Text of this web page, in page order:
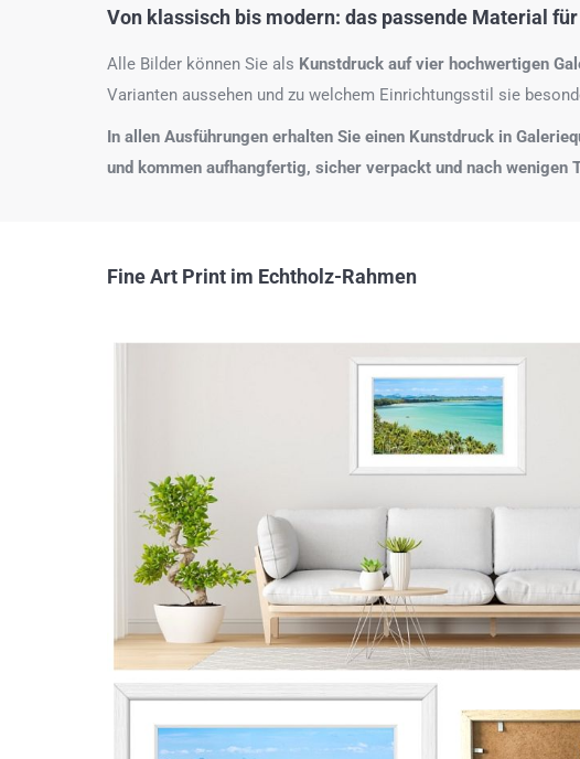
Von klassisch bis modern: das passende Material
Alle Bilder können Sie als Kunstdruck auf vier hochwertigen
Varianten aussehen und zu welchem Einrichtungsstil sie
In allen Ausführungen erhalten Sie einen Kunstdruck in
und kommen aufhangfertig, sicher verpackt und nach wenigen
Fine Art Print im Echtholz-Rahmen